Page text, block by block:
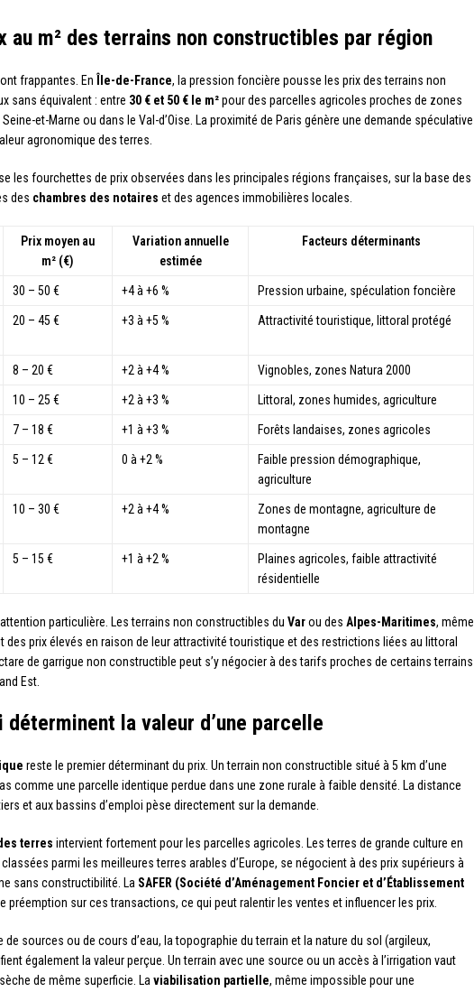
au m² des terrains non constructibles par région
frappantes. En Île-de-France, la pression foncière pousse les prix des terrains non
sans équivalent : entre 30 € et 50 € le m²pour des parcelles agricoles proches de zones
et-Marne ou dans le Val-d’Oise. La proximité de Paris génère une demande spéculative
agronomique des terres.
les fourchettes de prix observées dans les principales régions françaises, sur la base des
des chambres des notaires et des agences immobilières locales.
Prix moyen au
m² (€)
Variation annuelle
estimée
Facteurs déterminants
30 – 50 € +4 à +6 % Pression urbaine, spéculation foncière
20 – 45 € +3 à +5 % Attractivité touristique, littoral protégé
8 – 20 € +2 à +4 % Vignobles, zones Natura 2000
10 – 25 € +2 à +3 % Littoral, zones humides, agriculture
7 – 18 € +1 à +3 % Forêts landaises, zones agricoles
5 – 12 € 0 à +2 %
Faible pression démographique,
agriculture
10 – 30 € +2 à +4 %
Zones de montagne, agriculture de
montagne
5 – 15 € +1 à +2 %
Plaines agricoles, faible attractivité
résidentielle
particulière. Les terrains non constructibles du Varou des Alpes-Maritimes, même
des prix élevés en raison de leur attractivité touristique et des restrictions liées au littoral
de garrigue non constructible peut s’y négocier à des tarifs proches de certains terrains
Est.
la valeur d’une parcelle
reste le premier déterminant du prix. Un terrain non constructible situé à 5 km d’une
comme une parcelle identique perdue dans une zone rurale à faible densité. La distance
et aux bassins d’emploi pèse directement sur la demande.
terres intervient fortement pour les parcelles agricoles. Les terres de grande culture en
parmi les meilleures terres arables d’Europe, se négocient à des prix supérieurs à
sans constructibilité. La SAFER (Société d’Aménagement Foncier et d’Établissement
préemption sur ces transactions, ce qui peut ralentir les ventes et influencer les prix.
de sources ou de cours d’eau, la topographie du terrain et la nature du sol (argileux,
également la valeur perçue. Un terrain avec une source ou un accès à l’irrigation vaut
de même superficie. La viabilisation partielle, même impossible pour une